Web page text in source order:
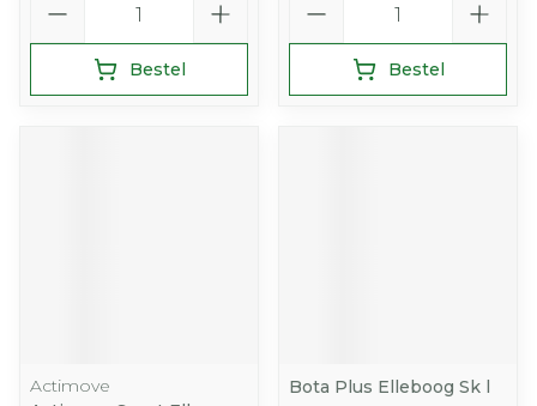
Bestel Bestel
Actimove
Bota Plus Elleboog Sk l